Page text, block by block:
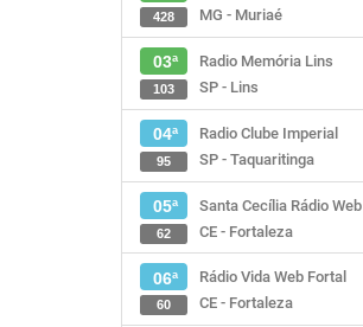
MG - Muriaé
428
03ª
Radio Memória Lins
SP - Lins
103
04ª
Radio Clube Imperial
SP - Taquaritinga
95
05ª
Santa Cecília Rádio Web
CE - Fortaleza
62
06ª
Rádio Vida Web Fortal
CE - Fortaleza
60